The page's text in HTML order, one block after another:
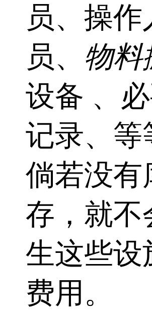
员、操作
员、 物料
设备 、
记录、等
倘若没有
存，就不
生这些设
费用。